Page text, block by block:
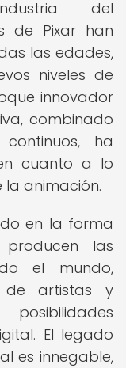
del
de Pixar han
las edades,
niveles de
innovador
combinado
ha
cuanto a lo
la animación.
en la forma
las
el mundo,
de artistas y
El legado
es innegable,